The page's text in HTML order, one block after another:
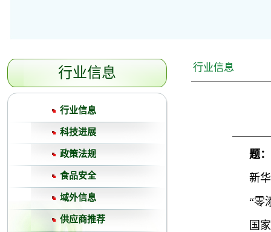
行业信息
行业信息
科技进展
政策法规
食品安全
域外信息
供应商推荐
行业信息
题
新
“零
国